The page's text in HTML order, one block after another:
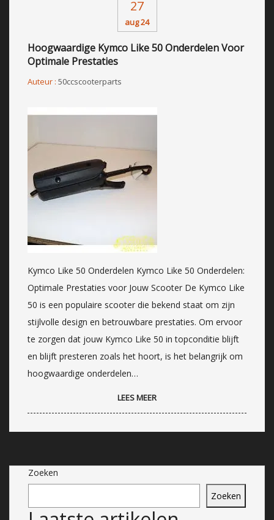
27
aug 24
Hoogwaardige Kymco Like 50 Onderdelen Voor
Optimale Prestaties
Auteur : 50ccscooterparts
Kymco Like 50 Onderdelen Kymco Like 50 Onderdelen:
Optimale Prestaties voor Jouw Scooter De Kymco Like
50 is een populaire scooter die bekend staat om zijn
stijlvolle design en betrouwbare prestaties. Om ervoor
te zorgen dat jouw Kymco Like 50 in topconditie blijft
en blijft presteren zoals het hoort, is het belangrijk om
hoogwaardige onderdelen…
LEES MEER
Zoeken
Zoeken